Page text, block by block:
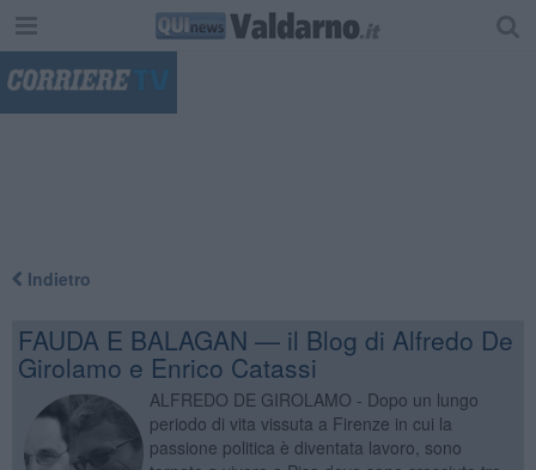
Indietro
FAUDA E BALAGAN — il Blog di Alfredo De
Girolamo e Enrico Catassi
ALFREDO DE GIROLAMO - Dopo un lungo
periodo di vita vissuta a Firenze in cui la
passione politica è diventata lavoro, sono